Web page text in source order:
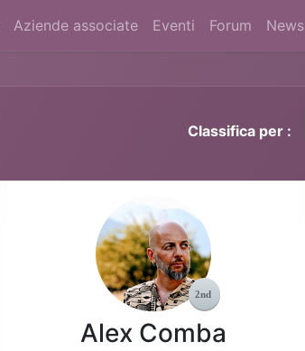
Aziende associate Eventi Forum News
Classifica per :
Alex Comba